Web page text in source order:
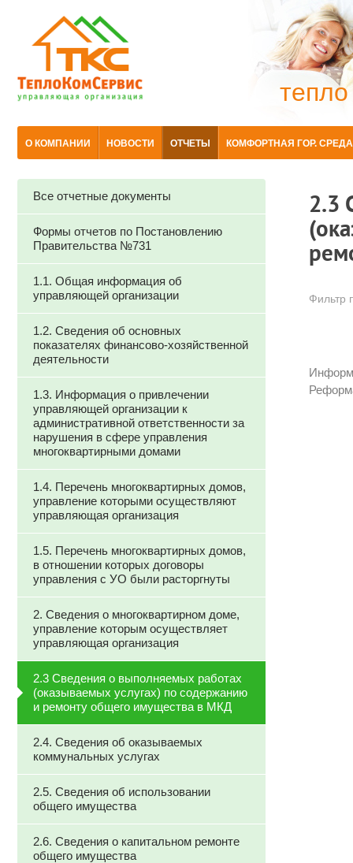
тепло
О КОМПАНИИ НОВОСТИ ОТЧЕТЫ КОМФОРТНАЯ ГОР. СРЕДА
2.3
Фильтр
Все отчетные документы
Формы отчетов по Постановлению
Правительства №731
1.1. Общая информация об
управляющей организации
1.2. Сведения об основных
показателях финансово-хозяйственной
деятельности
1.3. Информация о привлечении
управляющей организации к
административной ответственности за
нарушения в сфере управления
многоквартирными домами
1.4. Перечень многоквартирных домов,
управление которыми осуществляют
управляющая организация
1.5. Перечень многоквартирных домов,
в отношении которых договоры
управления с УО были расторгнуты
2. Сведения о многоквартирном доме,
управление которым осуществляет
управляющая организация
2.3 Сведения о выполняемых работах
(оказываемых услугах) по содержанию
и ремонту общего имущества в МКД
2.4. Сведения об оказываемых
коммунальных услугах
2.5. Сведения об использовании
общего имущества
2.6. Сведения о капитальном ремонте
общего имущества